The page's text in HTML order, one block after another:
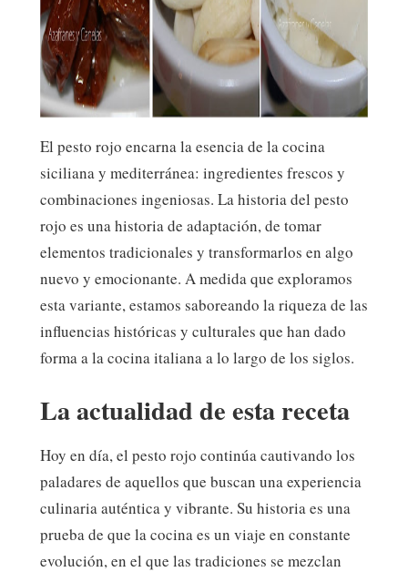
El pesto rojo encarna la esencia de la cocina
siciliana y mediterránea: ingredientes frescos y
combinaciones ingeniosas. La historia del pesto
rojo es una historia de adaptación, de tomar
elementos tradicionales y transformarlos en algo
nuevo y emocionante. A medida que exploramos
esta variante, estamos saboreando la riqueza de las
influencias históricas y culturales que han dado
forma a la cocina italiana a lo largo de los siglos.
La actualidad de esta receta
Hoy en día, el pesto rojo continúa cautivando los
paladares de aquellos que buscan una experiencia
culinaria auténtica y vibrante. Su historia es una
prueba de que la cocina es un viaje en constante
evolución, en el que las tradiciones se mezclan